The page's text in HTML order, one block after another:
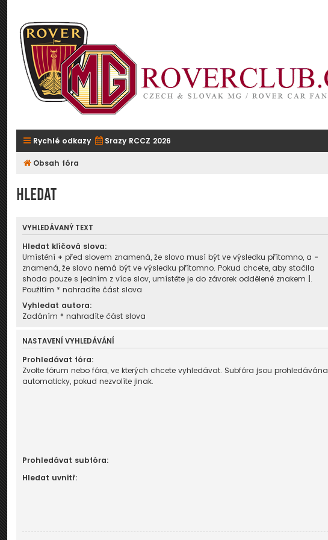
Rychlé odkazy Srazy RCCZ 2026
Obsah fóra
Hledat
VYHLEDÁVANÝ TEXT
Hledat klíčová slova:
Umístění + před slovem znamená, že slovo musí být ve výsledku přítomno, a -
znamená, že slovo nemá být ve výsledku přítomno. Pokud chcete, aby stačila
shoda pouze s jedním z více slov, umístěte je do závorek oddělené znakem .
Použitím * nahradíte část slova
Vyhledat autora:
Zadáním * nahradíte část slova
NASTAVENÍ VYHLEDÁVÁNÍ
Prohledávat fóra:
Zvolte fórum nebo fóra, ve kterých chcete vyhledávat. Subfóra jsou prohledávána
automaticky, pokud nezvolíte jinak.
Prohledávat subfóra:
Hledat uvnitř: